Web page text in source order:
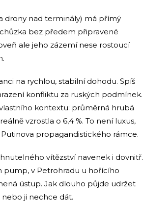
drony nad terminály) má přímý
bez předem připravené
ale jeho zázemí nese rostoucí
na rychlou, stabilní dohodu. Spíš
konfliktu za ruských podmínek.
kontextu: průměrná hrubá
vzrostla o 6,4 %. To není luxus,
propagandistického rámce.
vítězství navenek i dovnitř.
pump, v Petrohradu u hořícího
ústup. Jak dlouho půjde udržet
ji nechce dát.